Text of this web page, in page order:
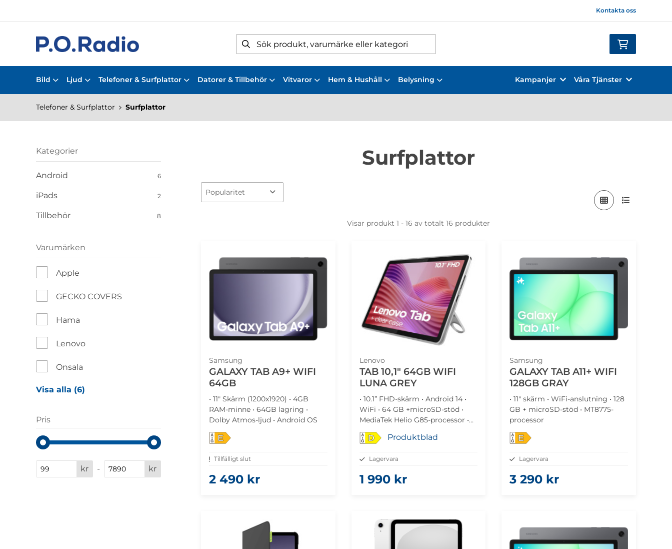
Kontakta oss
Bild Ljud Telefoner & Surfplattor Datorer & Tillbehör Vitvaror Hem & Hushåll Belysning Kampanjer Våra Tjänster
Telefoner & Surfplattor Surfplattor
Kategorier
Android 6
iPads 2
Tillbehör 8
Varumärken
Apple
GECKO COVERS
Hama
Lenovo
Onsala
Visa alla (6)
Pris
kr - kr
Surfplattor
Visar produkt 1 - 16 av totalt 16 produkter
Samsung
GALAXY TAB A9+ WIFI
64GB
• 11" Skärm (1200x1920) • 4GB
RAM-minne • 64GB lagring •
Dolby Atmos-ljud • Android OS
E
Tillfälligt slut
2 490 kr
Lenovo
TAB 10,1" 64GB WIFI
LUNA GREY
• 10.1” FHD-skärm • Android 14 •
WiFi • 64 GB +microSD-stöd •
MediaTek Helio G85-processor •
USB-A - USB-C kabel medföljer •
Strömadapter köps separat
D Produktblad
Lagervara
1 990 kr
Samsung
GALAXY TAB A11+ WIFI
128GB GRAY
• 11" skärm • WiFi-anslutning • 128
GB + microSD-stöd • MT8775-
processor
E
Lagervara
3 290 kr